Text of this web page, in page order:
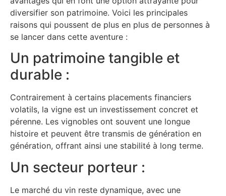
diversifier son patrimoine. Voici les principales
raisons qui poussent de plus en plus de personnes à
se lancer dans cette aventure :
Un patrimoine tangible et
durable :
Contrairement à certains placements financiers
volatils, la vigne est un investissement concret et
pérenne. Les vignobles ont souvent une longue
histoire et peuvent être transmis de génération en
génération, offrant ainsi une stabilité à long terme.
Un secteur porteur :
Le marché du vin reste dynamique, avec une